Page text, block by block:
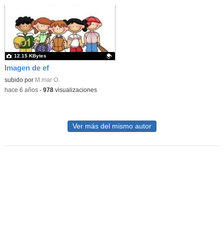
Imagen de ef
Contenido educativo.
subido por M.mar O.
12.15 KBytes
-hace 6 años- 978visualizaciones
Ver más del mismo autor